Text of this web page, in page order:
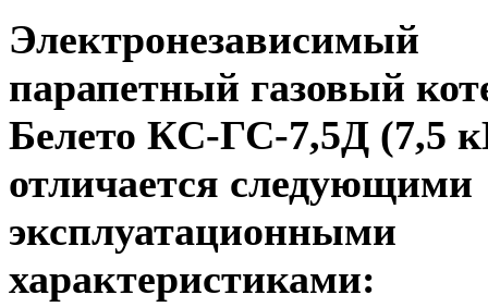
Электронезависимый
парапетный газовый
Белето КС-ГС-7,5Д (7,5
отличается следующими
эксплуатационными
характеристиками: